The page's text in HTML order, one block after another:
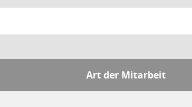
Art der Mitarbeit